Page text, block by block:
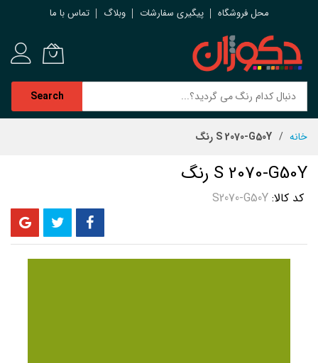
محل فروشگاه پیگیری سفارشات وبلاگ تماس با ما
Search
خانه S 2070-G50Y رنگ
S 2070-G50Y رنگ
کد کالا S2070-G50Y